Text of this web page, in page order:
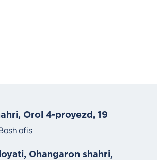
Orol 4-proyezd, 19
ofis
Ohangaron shahri,